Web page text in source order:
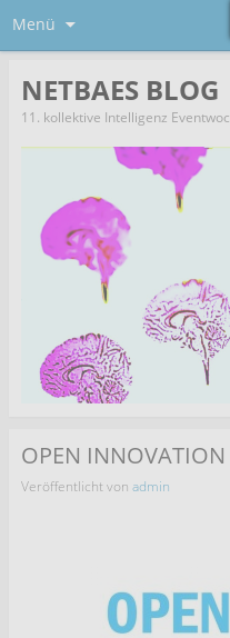
Menü
NETBAES BLOG
11. kollektive Intelligenz
OPEN INNOVATION
Veröffentlicht von admin